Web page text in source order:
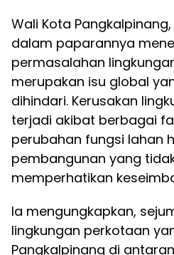
Wali Kota
dalam paparannya
permasalahan
merupakan isu global
dihindari. Kerusakan
terjadi akibat berbagai
perubahan fungsi lahan
pembangunan yang
memperhatikan
Ia mengungkapkan,
lingkungan perkotaan
Pangkalpinang di